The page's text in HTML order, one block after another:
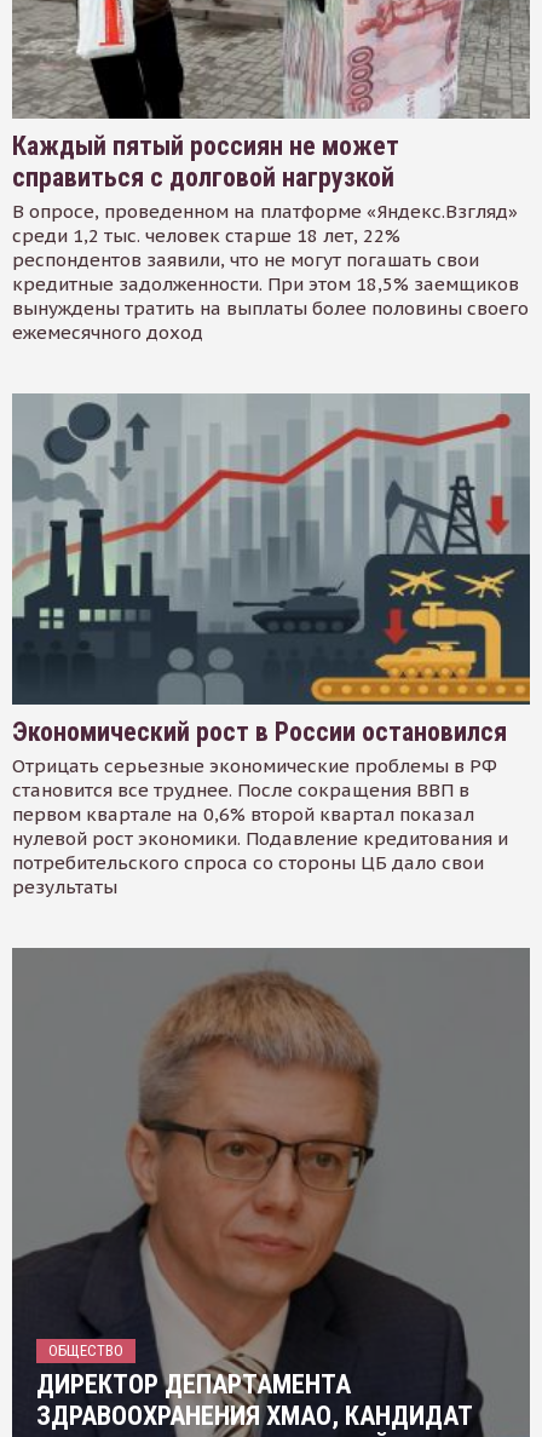
Каждый пятый россиян не может
справиться с долговой нагрузкой
В опросе, проведенном на платформе «Яндекс.Взгляд»
среди 1,2 тыс. человек старше 18 лет, 22%
респондентов заявили, что не могут погашать свои
кредитные задолженности. При этом 18,5% заемщиков
вынуждены тратить на выплаты более половины своего
ежемесячного доход
Экономический рост в России остановился
Отрицать серьезные экономические проблемы в РФ
становится все труднее. После сокращения ВВП в
первом квартале на 0,6% второй квартал показал
нулевой рост экономики. Подавление кредитования и
потребительского спроса со стороны ЦБ дало свои
результаты
ОБЩЕСТВО
ДИРЕКТОР ДЕПАРТАМЕНТА
ЗДРАВООХРАНЕНИЯ ХМАО, КАНДИДАТ